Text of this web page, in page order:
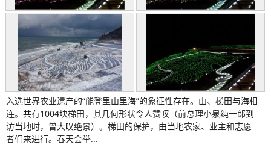
入选世界农业遗产的“能登里山里海”的象征性存在。山、梯田与海相
连。共有1004块梯田，其几何形状令人赞叹（前总理小泉纯一郎到
访当地时，曾大叹绝景）。梯田的保护，由当地农家、业主和志愿
者们来进行。春天会举...